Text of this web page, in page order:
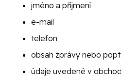
jméno a příjmení
e-mail
telefon
obsah zprávy nebo
údaje uvedené v